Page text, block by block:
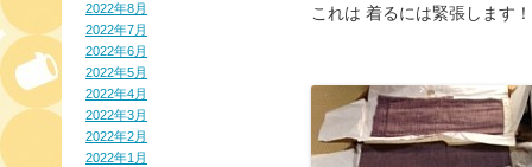
2022年8月
2022年7月
2022年6月
2022年5月
2022年4月
2022年3月
2022年2月
2022年1月
これは 着るには緊張します